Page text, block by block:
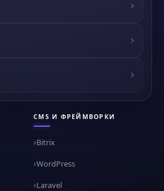
CMS И ФРЕЙМВОРКИ
Bitrix
WordPress
Laravel